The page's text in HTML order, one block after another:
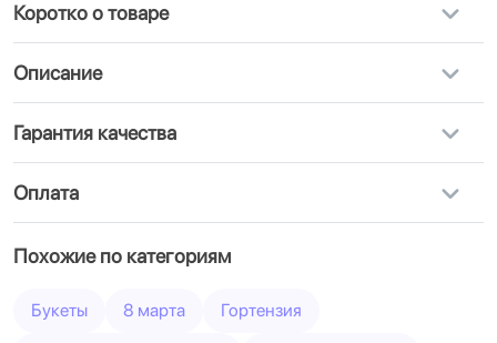
Коротко о товаре
Описание
Гарантия качества
Оплата
Похожие по категориям
Букеты 8 марта Гортензия